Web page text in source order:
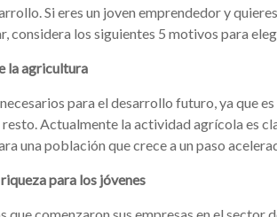
Si eres un joven emprendedor y
considera los siguientes 5 motivos para
la agricultura
para el desarrollo futuro, ya que
Actualmente la actividad agrícola es
una población que crece a un paso
para los jóvenes